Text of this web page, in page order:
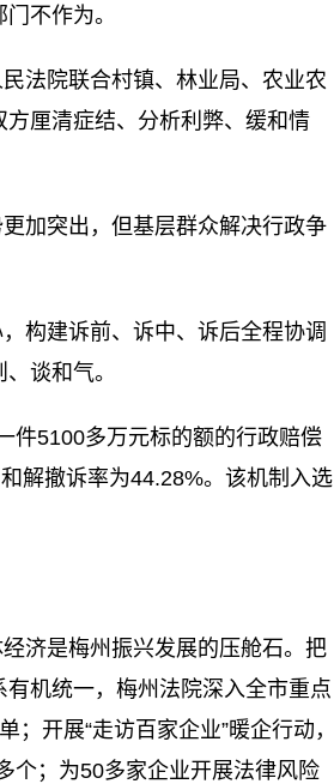
不作为。
法院联合村镇、林业局、农业农
厘清症结、分析利弊、缓和情
加突出，但基层群众解决行政争
构建诉前、诉中、诉后全程协调
谈和气。
件5100多万元标的额的行政赔偿
解撤诉率为44.28%。该机制入选
济是梅州振兴发展的压舱石。把
机统一，梅州法院深入全市重点
开展“走访百家企业”暖企行动，
个；为50多家企业开展法律风险